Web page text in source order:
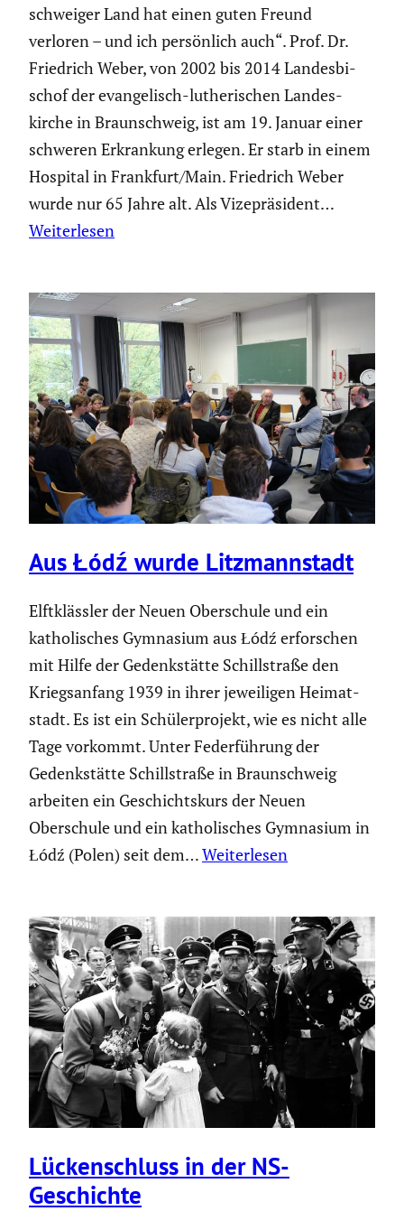
schweiger Land hat einen guten Freund
verloren – und ich persön­lich auch“. Prof. Dr.
Friedrich Weber, von 2002 bis 2014 Landes­bi­
schof der evange­lisch-luthe­ri­schen Landes­
kirche in Braun­schweig, ist am 19. Januar einer
schweren Erkran­kung erlegen. Er starb in einem
Hospital in Frankfurt/Main. Friedrich Weber
wurde nur 65 Jahre alt. Als Vizeprä­si­dent…
Weiterlesen
Aus Łódź wurde Litzmann­stadt
Elftklässler der Neuen Oberschule und ein
katho­li­sches Gymnasium aus Łódź erfor­schen
mit Hilfe der Gedenk­stätte Schill­straße den
Kriegs­an­fang 1939 in ihrer jewei­ligen Heimat­
stadt. Es ist ein Schüler­pro­jekt, wie es nicht alle
Tage vorkommt. Unter Feder­füh­rung der
Gedenk­stätte Schill­straße in Braun­schweig
arbeiten ein Geschichts­kurs der Neuen
Oberschule und ein katho­li­sches Gymnasium in
Łódź (Polen) seit dem…Weiterlesen
Lücken­schluss in der NS-
Geschichte